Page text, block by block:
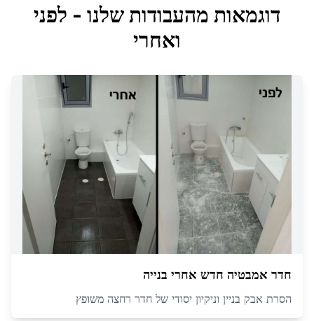
דוגמאות מהעבודות שלנו - לפני
ואחרי
חדר אמבטיה חדש אחרי בנייה
הסרת אבק בניין וניקיון יסודי של חדר רחצה משופץ